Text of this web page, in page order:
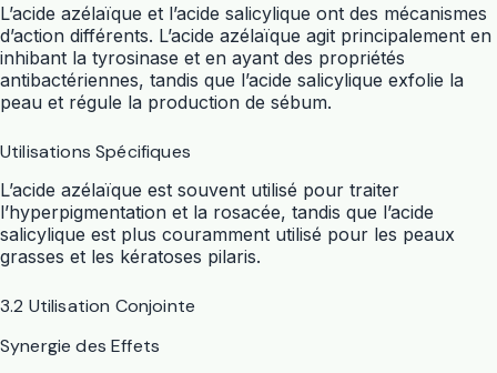
L’acide azélaïque et l’acide salicylique ont des mécanismes
d’action différents. L’acide azélaïque agit principalement en
inhibant la tyrosinase et en ayant des propriétés
antibactériennes, tandis que l’acide salicylique exfolie la
peau et régule la production de sébum.
Utilisations Spécifiques
L’acide azélaïque est souvent utilisé pour traiter
l’hyperpigmentation et la rosacée, tandis que l’acide
salicylique est plus couramment utilisé pour les peaux
grasses et les kératoses pilaris.
3.2 Utilisation Conjointe
Synergie des Effets